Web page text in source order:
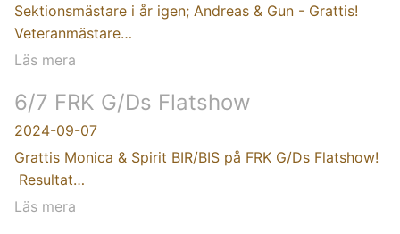
Sektionsmästare i år igen; Andreas & Gun - Grattis!
Veteranmästare…
Läs mera
6/7 FRK G/Ds Flatshow
2024-09-07
Grattis Monica & Spirit BIR/BIS på FRK G/Ds Flatshow!
Resultat…
Läs mera